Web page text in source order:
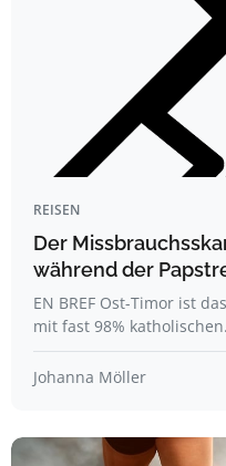
REISEN
Der
während der
EN BREF Ost-Timor ist
mit fast 98%
Johanna Möller